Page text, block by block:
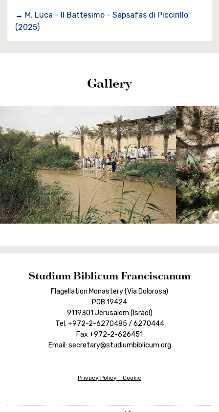
→ M. Luca - Il Battesimo - Sapsafas di Piccirillo
(2025)
Gallery
Studium Biblicum Franciscanum
Flagellation Monastery (Via Dolorosa)
POB 19424
9119301 Jerusalem (Israel)
Tel. +972-2-6270485 / 6270444
Fax +972-2-626451
Email: secretary@studiumbiblicum.org
Privacy Policy - Cookie